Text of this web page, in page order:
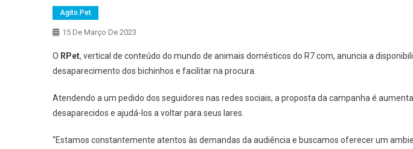
Agito.pet
15 De Março De 2023
O RPet, vertical de conteúdo do mundo de animais domésticos do R7.com, anuncia a
desaparecimento dos bichinhos e facilitar na procura.
Atendendo a um pedido dos seguidores nas redes sociais, a proposta da campanha é
desaparecidos e ajudá-los a voltar para seus lares.
“Estamos constantemente atentos às demandas da audiência e buscamos oferecer um